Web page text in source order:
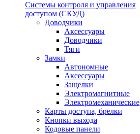
Системы контроля и управления
доступом (СКУД)
Доводчики
Аксессуары
Доводчики
Тяги
Замки
Автономные
Аксессуары
Защелки
Электромагнитные
Электромеханические
Карты доступа, брелки
Кнопки выхода
Кодовые панели